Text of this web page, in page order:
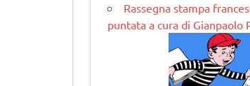
Rassegna stampa
puntata a cura di Gianpaolo